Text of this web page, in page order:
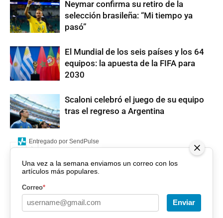
Neymar confirma su retiro de la
selección brasileña: “Mi tiempo ya
pasó”
El Mundial de los seis países y los 64
equipos: la apuesta de la FIFA para
2030
Scaloni celebró el juego de su equipo
tras el regreso a Argentina
Una vez a la semana enviamos un correo con los
artículos más populares.
Correo*
Enviar
Entregado por SendPulse